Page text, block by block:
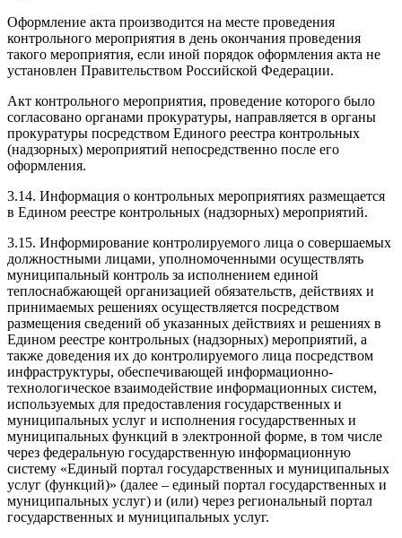
Оформление акта производится на месте проведения
контрольного мероприятия в день окончания проведения
такого мероприятия, если иной порядок оформления акта не
установлен Правительством Российской Федерации.
Акт контрольного мероприятия, проведение которого было
согласовано органами прокуратуры, направляется в органы
прокуратуры посредством Единого реестра контрольных
(надзорных) мероприятий непосредственно после его
оформления.
3.14. Информация о контрольных мероприятиях размещается
в Едином реестре контрольных (надзорных) мероприятий.
3.15. Информирование контролируемого лица о совершаемых
должностными лицами, уполномоченными осуществлять
муниципальный контроль за исполнением единой
теплоснабжающей организацией обязательств, действиях и
принимаемых решениях осуществляется посредством
размещения сведений об указанных действиях и решениях в
Едином реестре контрольных (надзорных) мероприятий, а
также доведения их до контролируемого лица посредством
инфраструктуры, обеспечивающей информационно-
технологическое взаимодействие информационных систем,
используемых для предоставления государственных и
муниципальных услуг и исполнения государственных и
муниципальных функций в электронной форме, в том числе
через федеральную государственную информационную
систему «Единый портал государственных и муниципальных
услуг (функций)» (далее – единый портал государственных и
муниципальных услуг) и (или) через региональный портал
государственных и муниципальных услуг.